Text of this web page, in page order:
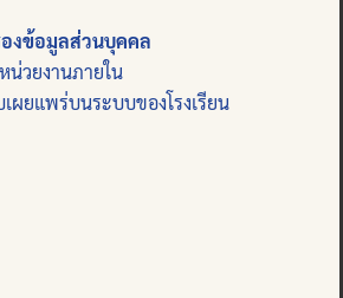
งข้อมูลส่วนบุคคล
น่วยงานภายใน
ผยแพร่บนระบบของโรงเรียน